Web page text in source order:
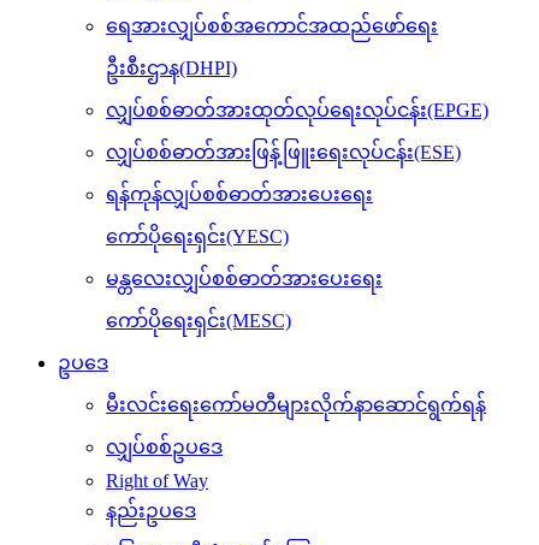
ရေအားလျှပ်စစ်အကောင်အထည်ဖော်ရေး
ဦးစီးဌာန(DHPI)
လျှပ်စစ်ဓာတ်အားထုတ်လုပ်ရေးလုပ်ငန်း(EPGE)
လျှပ်စစ်ဓာတ်အားဖြန့်ဖြူးရေးလုပ်ငန်း(ESE)
ရန်ကုန်လျှပ်စစ်ဓာတ်အားပေးရေး
ကော်ပိုရေးရှင်း(YESC)
မန္တလေးလျှပ်စစ်ဓာတ်အားပေးရေး
ကော်ပိုရေးရှင်း(MESC)
ဥပဒေ
မီးလင်းရေးကော်မတီများလိုက်နာဆောင်ရွက်ရန်
လျှပ်စစ်ဥပဒေ
Right of Way
နည်းဥပဒေ